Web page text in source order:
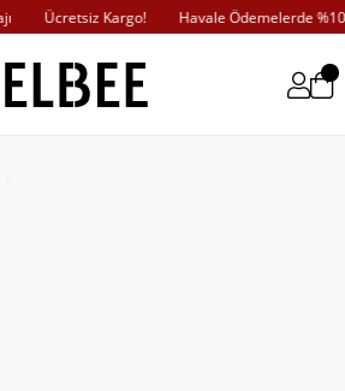
Ücretsiz Kargo! Havale Ödemelerde %10